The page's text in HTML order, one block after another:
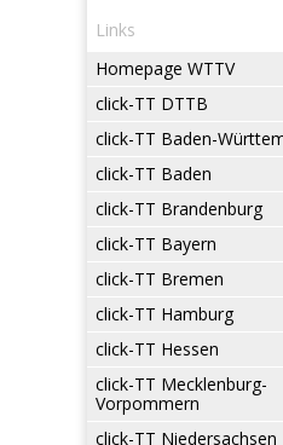
Links
Homepage WTTV
click-TT DTTB
click-TT Baden-
click-TT Baden
click-TT Brandenburg
click-TT Bayern
click-TT Bremen
click-TT Hamburg
click-TT Hessen
click-TT Mecklenburg-
Vorpommern
click-TT Niedersachsen